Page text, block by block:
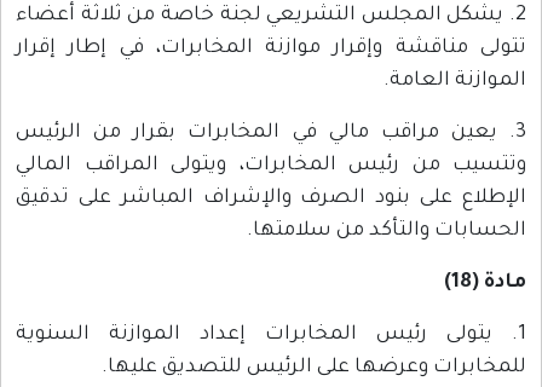
2. يشكل المجلس التشريعي لجنة خاصة من ثلاثة أعضاء
تتولى مناقشة وإقرار موازنة المخابرات، في إطار إقرار
الموازنة العامة.
3. يعين مراقب مالي في المخابرات بقرار من الرئيس
وتتسيب من رئيس المخابرات، ويتولى المراقب المالي
الإطلاع على بنود الصرف والإشراف المباشر على تدقيق
الحسابات والتأكد من سلامتها.
مادة (18)
1. يتولى رئيس المخابرات إعداد الموازنة السنوية
للمخابرات وعرضها على الرئيس للتصديق عليها.